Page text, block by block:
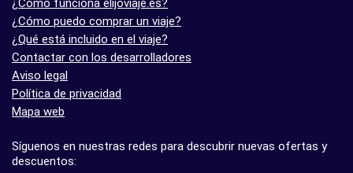
¿Cómo funciona elijoviaje.es?
¿Cómo puedo comprar un viaje?
¿Qué está incluido en el viaje?
Contactar con los desarrolladores
Aviso legal
Política de privacidad
Mapa web
Síguenos en nuestras redes para descubrir nuevas ofertas y
descuentos: